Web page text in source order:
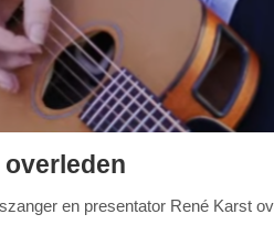
en presentator René Karst